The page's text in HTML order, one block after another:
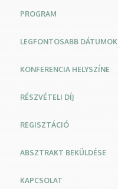
PROGRAM
LEGFONTOSABB DÁTUMOK
KONFERENCIA HELYSZÍNE
RÉSZVÉTELI DÍJ
REGISZTÁCIÓ
ABSZTRAKT BEKÜLDÉSE
KAPCSOLAT